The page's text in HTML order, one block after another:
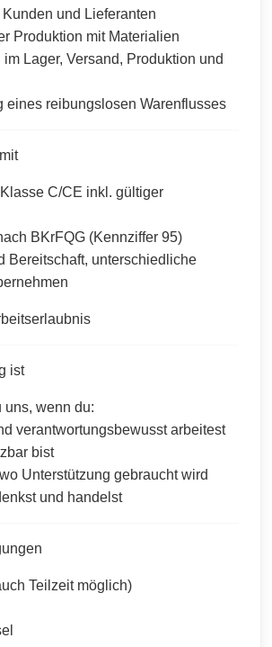
Kunden und Lieferanten
Produktion mit Materialien
im Lager, Versand, Produktion und
eines reibungslosen Warenflusses
C/CE inkl. gültiger
BKrFQG (Kennziffer 95)
Bereitschaft, unterschiedliche
ist
uns, wenn du:
verantwortungsbewusst arbeitest
bist
Unterstützung gebraucht wird
und handelst
Teilzeit möglich)